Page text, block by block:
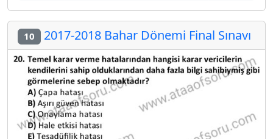
10 2017-2018 Bahar Dönemi Final Sınavı